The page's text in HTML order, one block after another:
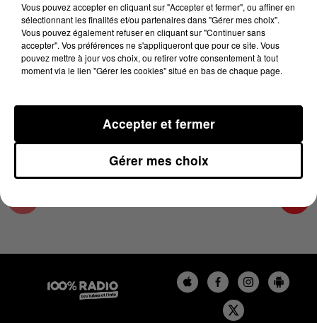
25 février 2025 - 2 min 21 sec
LES INFOS DU COMMINGES DU 25/02/2025 À
14H00
Podcast infos du Comminges
Vous pouvez accepter en cliquant sur "Accepter et fermer", ou affiner en
sélectionnant les finalités et/ou partenaires dans "Gérer mes choix".
Vous pouvez également refuser en cliquant sur "Continuer sans
accepter". Vos préférences ne s'appliqueront que pour ce site. Vous
pouvez mettre à jour vos choix, ou retirer votre consentement à tout
moment via le lien "Gérer les cookies" situé en bas de chaque page.
Gérer mes choix
Accepter et fermer